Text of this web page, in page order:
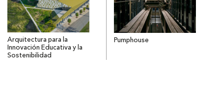
Arquitectura para la
Innovación Educativa y la
Sostenibilidad
Pumphouse